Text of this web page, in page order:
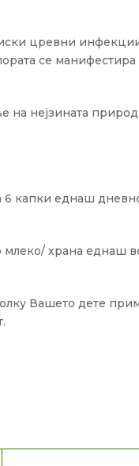
цревни
се манифестира
на нејзината
6 капки еднаш
храна еднаш
Вашето дете